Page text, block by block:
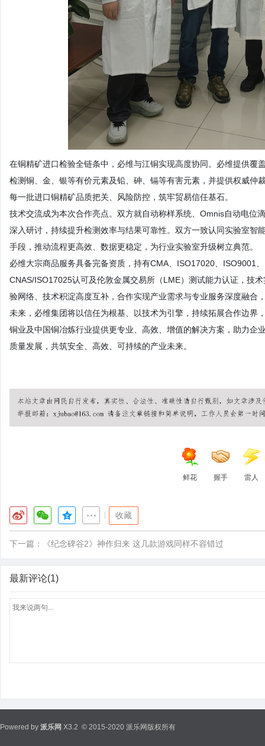
在铜精矿进口检验全链条中，必维与江铜实现高度协同。必维提供覆
检测铜、金、银等有价元素及铅、砷、镉等有害元素，并提供权威仲
每一批进口铜精矿品质把关、风险防控，筑牢贸易信任基石。
技术交流成为本次合作亮点。双方就自动称样系统、Omnis自动电位
深入研讨，持续提升检测效率与结果可靠性。双方一致认同实验室智
手段，推动流程更高效、数据更稳定，为行业实验室升级树立典范。
必维大宗商品服务具备完备资质，持有CMA、ISO17020、ISO9001
CNAS/ISO17025认可及伦敦金属交易所（LME）测试能力认证，技
验网络、技术积淀高度互补，合作实现产业需求与专业服务深度融合
未来，必维集团将以信任为根基、以技术为引擎，持续拓展合作边界
铜业及中国铜冶炼行业提供更专业、高效、增值的解决方案，助力企
质量发展，共筑安全、高效、可持续的产业未来。
鲜花 握手 雷人
收藏
下一篇： 《纪念碑谷2》神作归来 这几款游戏同样不容错过
最新评论(1)
Powered by 派乐网 X3.2 © 2015-2020 派乐网版权所有